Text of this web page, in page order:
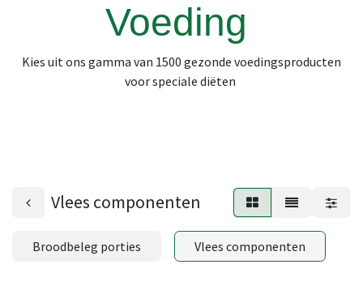
Voeding
Kies uit ons gamma van 1500 gezonde voedingsproducten
voor speciale diëten
Vlees componenten
Broodbeleg porties Vlees componenten